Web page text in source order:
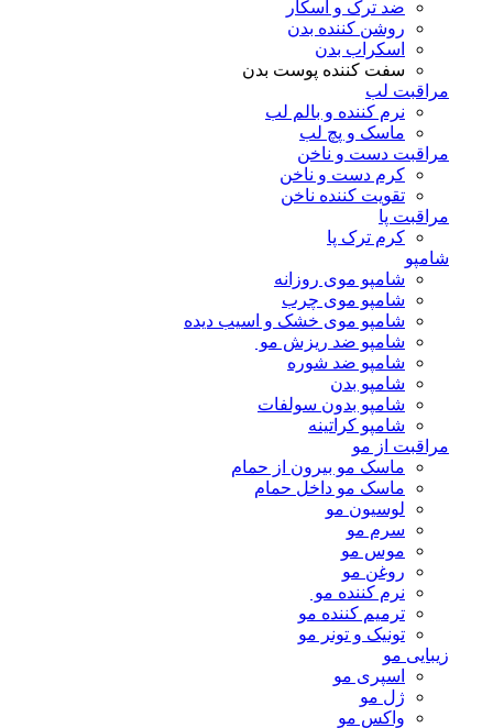
ضد ترک و اسکار
روشن کننده بدن
اسکراب بدن
سفت کننده پوست بدن
مراقبت لب
نرم کننده و بالم لب
ماسک و پچ لب
مراقبت دست و ناخن
کرم دست و ناخن
تقویت کننده ناخن
مراقبت پا
کرم ترک پا
شامپو
شامپو موی روزانه
شامپو موی چرب
شامپو موی خشک و اسیب دیده
شامپو ضد ریزش مو
شامپو ضد شوره
شامپو بدن
شامپو بدون سولفات
شامپو کراتینه
مراقبت از مو
ماسک مو بیرون از حمام
ماسک مو داخل حمام
لوسیون مو
سرم مو
موس مو
روغن مو
نرم کننده مو
ترمیم کننده مو
تونیک و تونر مو
زیبایی مو
اسپری مو
ژل مو
واکس مو